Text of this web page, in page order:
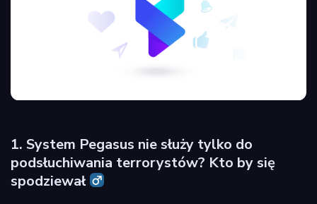
1. System Pegasus nie służy tylko do
podsłuchiwania terrorystów? Kto by się
spodziewał ‍